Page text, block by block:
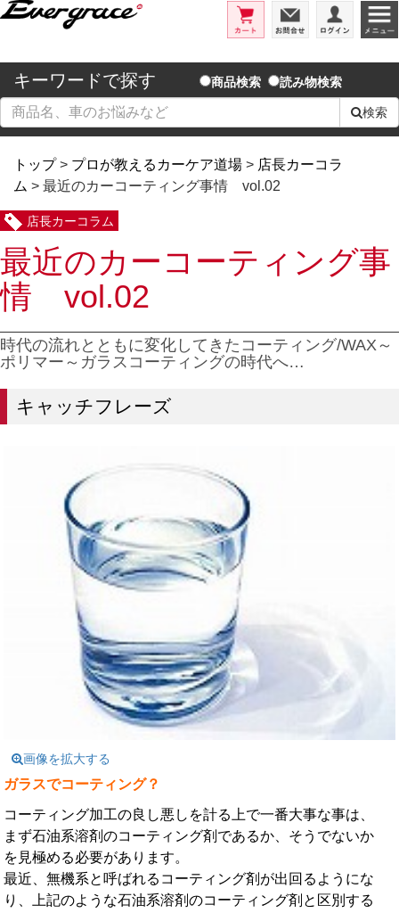
エバーグレイス/洗車用品とコーテ
カート お問合せ ログイ
キーワードで探す 商品検索 読み物検索
検索
トップ> プロが教えるカーケア道場 > 店長カーコラ
ム > 最近のカーコーティング事情 vol.02
店長カーコラム
最近のカーコーティング事
情 vol.02
時代の流れとともに変化してきたコーティング/WAX～
ポリマー～ガラスコーティングの時代へ…
キャッチフレーズ
画像を拡大する
ガラスでコーティング？
コーティング加工の良し悪しを計る上で一番大事な事は、
まず石油系溶剤のコーティング剤であるか、そうでないか
を見極める必要があります。
最近、無機系と呼ばれるコーティング剤が出回るようにな
り、上記のような石油系溶剤のコーティング剤と区別する